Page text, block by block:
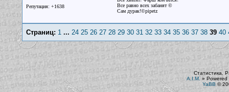
Репутация: +1638
Все равно всех забанят ©
Сам дурак!©pipetz
Страниц: 1... 24 25 26 27 28 29 30 31 32 33 34 35 36 37 38 39 40
Статистика.
A.I.M. » Powered
YaBB ©